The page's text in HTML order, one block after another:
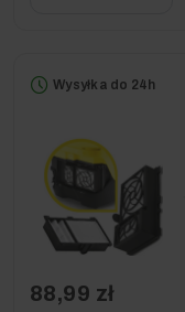
Wysyłka do 24h
88,99 zł